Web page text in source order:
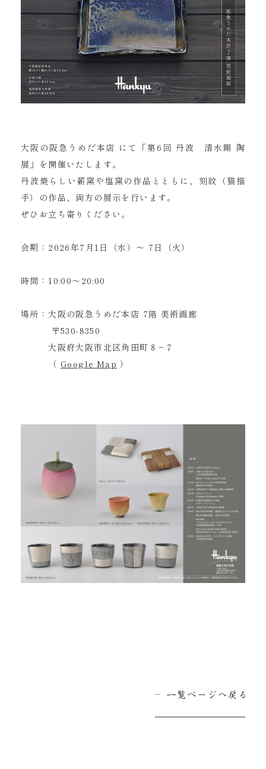
大阪の阪急うめだ本店 にて「第6回 丹波 清水剛 陶
展」を開催いたします。
丹波焼らしい薪窯や塩窯の作品とともに、刻紋（猫描
手）の作品、両方の展示を行います。
ぜひお立ち寄りください。
会期：2026年7月1日（水）～ 7日（火）
時間：10:00～20:00
場所：大阪の阪急うめだ本店 7階 美術画廊
〒530-8350
大阪府大阪市北区角田町８−７
（ Google Map ）